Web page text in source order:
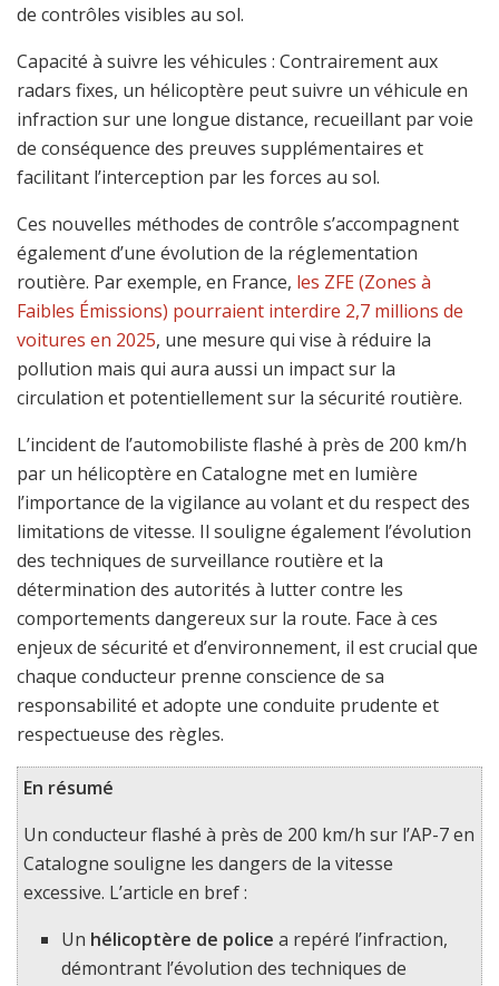
de contrôles visibles au sol.
Capacité à suivre les véhicules : Contrairement aux
radars fixes, un hélicoptère peut suivre un véhicule en
infraction sur une longue distance, recueillant par voie
de conséquence des preuves supplémentaires et
facilitant l’interception par les forces au sol.
Ces nouvelles méthodes de contrôle s’accompagnent
également d’une évolution de la réglementation
routière. Par exemple, en France, les ZFE (Zones à
Faibles Émissions) pourraient interdire 2,7 millions de
voitures en 2025, une mesure qui vise à réduire la
pollution mais qui aura aussi un impact sur la
circulation et potentiellement sur la sécurité routière.
L’incident de l’automobiliste flashé à près de 200 km/h
par un hélicoptère en Catalogne met en lumière
l’importance de la vigilance au volant et du respect des
limitations de vitesse. Il souligne également l’évolution
des techniques de surveillance routière et la
détermination des autorités à lutter contre les
comportements dangereux sur la route. Face à ces
enjeux de sécurité et d’environnement, il est crucial que
chaque conducteur prenne conscience de sa
responsabilité et adopte une conduite prudente et
respectueuse des règles.
En résumé
Un conducteur flashé à près de 200 km/h sur l’AP-7 en
Catalogne souligne les dangers de la vitesse
excessive. L’article en bref :
Un hélicoptère de police a repéré l’infraction,
démontrant l’évolution des techniques de